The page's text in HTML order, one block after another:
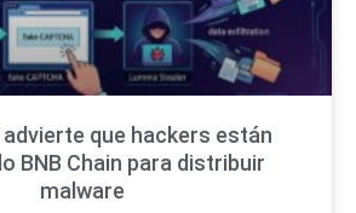
que hackers están
BNB Chain para distribuir
malware